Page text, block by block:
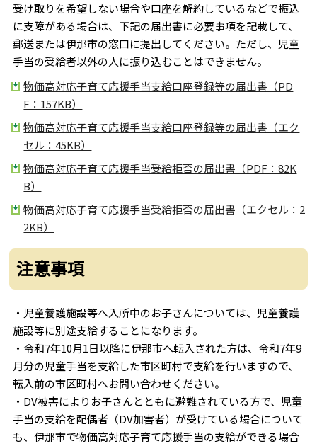
受け取りを希望しない場合や口座を解約しているなどで振込
に支障がある場合は、下記の届出書に必要事項を記載して、
郵送または伊那市の窓口に提出してください。ただし、児童
手当の受給者以外の人に振り込むことはできません。
物価高対応子育て応援手当支給口座登録等の届出書（PD
F：157KB）
物価高対応子育て応援手当支給口座登録等の届出書（エク
セル：45KB）
物価高対応子育て応援手当受給拒否の届出書（PDF：82K
B）
物価高対応子育て応援手当受給拒否の届出書（エクセル：2
2KB）
注意事項
・児童養護施設等へ入所中のお子さんについては、児童養護
施設等に別途支給することになります。
・令和7年10月1日以降に伊那市へ転入された方は、令和7年9
月分の児童手当を支給した市区町村で支給を行いますので、
転入前の市区町村へお問い合わせください。
・DV被害によりお子さんとともに避難されている方で、児童
手当の支給を配偶者（DV加害者）が受けている場合について
も、伊那市で物価高対応子育て応援手当の支給ができる場合